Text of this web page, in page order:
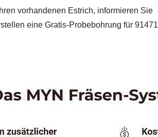
vorhandenen Estrich, informieren Sie
eine Gratis-Probebohrung für 91471